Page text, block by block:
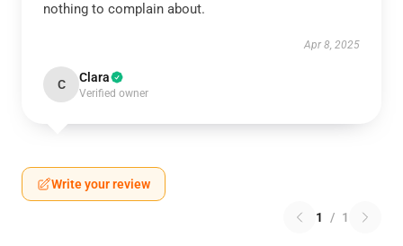
nothing to complain about.
Apr 8, 2025
C Clara
Verified owner
Write your review
1 / 1